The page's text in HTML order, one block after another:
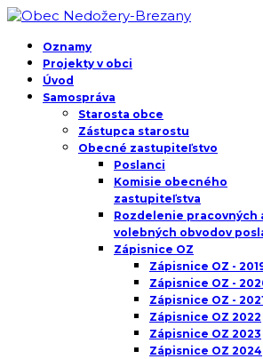
Oznamy
Projekty v obci
Úvod
Samospráva
Starosta obce
Zástupca starostu
Obecné zastupiteľstvo
Poslanci
Komisie obecného
zastupiteľstva
Rozdelenie pracovných
volebných obvodov
Zápisnice OZ
Zápisnice OZ -
Zápisnice OZ -
Zápisnice OZ -
Zápisnice OZ 2022
Zápisnice OZ 2023
Zápisnice OZ 2024